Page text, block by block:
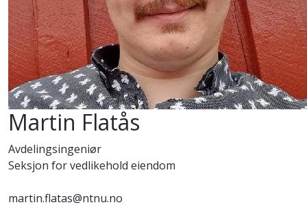
Martin Flatås
Avdelingsingeniør
Seksjon for vedlikehold eiendom
martin.flatas@ntnu.no